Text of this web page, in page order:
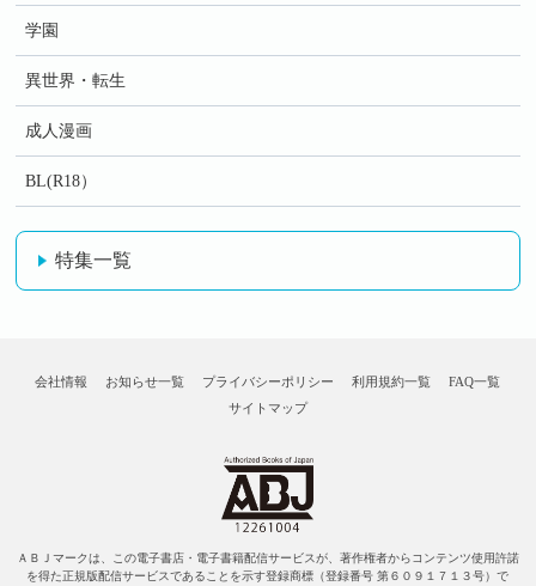
学園
異世界・転生
成人漫画
BL(R18）
特集一覧
会社情報 お知らせ一覧 プライバシーポリシー 利用規約一覧
FAQ一覧
サイトマップ
ＡＢＪマークは、この電子書店・電子書籍配信サービスが、著作権者からコンテンツ使用許諾
を得た正規版配信サービスであることを示す登録商標（登録番号 第６０９１７１３号）で